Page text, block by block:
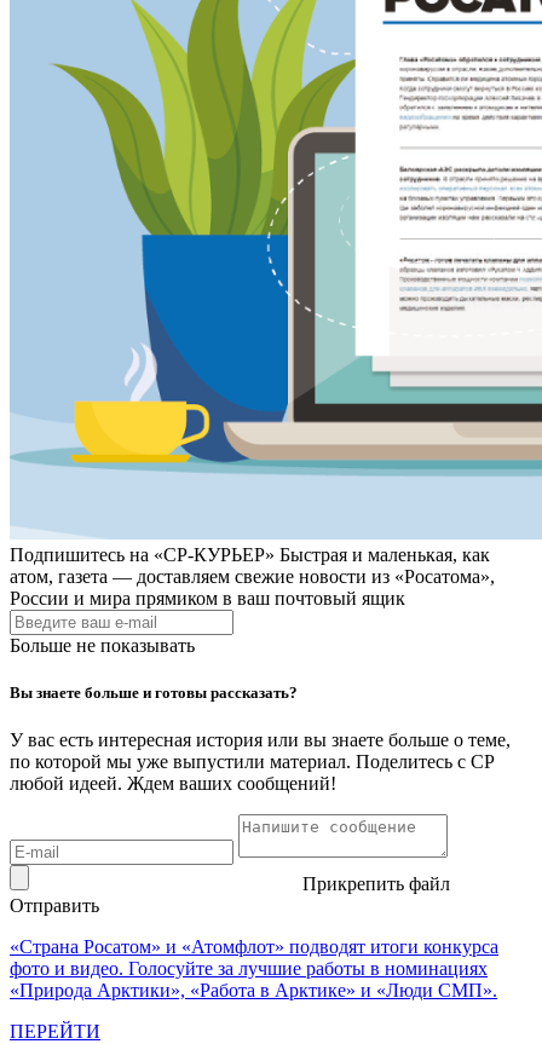
Подпишитесь на «СР-КУРЬЕР» Быстрая и маленькая, как
атом, газета — доставляем свежие новости из «Росатома»,
России и мира прямиком в ваш почтовый ящик
Больше не показывать
Вы знаете больше и готовы рассказать?
У вас есть интересная история или вы знаете больше о теме,
по которой мы уже выпустили материал. Поделитесь с СР
любой идеей. Ждем ваших сообщений!
Прикрепить файл
Отправить
«Страна Росатом» и «Атомфлот» подводят итоги конкурса
фото и видео. Голосуйте за лучшие работы в номинациях
«Природа Арктики», «Работа в Арктике» и «Люди СМП».
ПЕРЕЙТИ